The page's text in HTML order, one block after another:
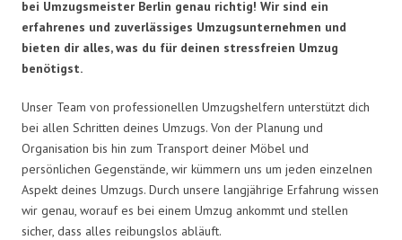
bei Umzugsmeister Berlin genau richtig! Wir sind ein
erfahrenes und zuverlässiges Umzugsunternehmen und
bieten dir alles, was du für deinen stressfreien Umzug
benötigst.
Unser Team von professionellen Umzugshelfern unterstützt dich
bei allen Schritten deines Umzugs. Von der Planung und
Organisation bis hin zum Transport deiner Möbel und
persönlichen Gegenstände, wir kümmern uns um jeden einzelnen
Aspekt deines Umzugs. Durch unsere langjährige Erfahrung wissen
wir genau, worauf es bei einem Umzug ankommt und stellen
sicher, dass alles reibungslos abläuft.